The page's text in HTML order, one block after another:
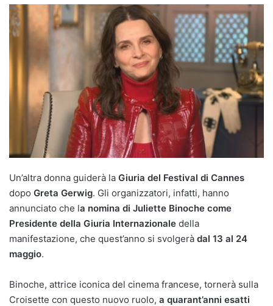
Un’altra donna guiderà la Giuria del Festival di Cannes
dopo Greta Gerwig. Gli organizzatori, infatti, hanno
annunciato che la nomina di Juliette Binoche come
Presidente della Giuria Internazionale della
manifestazione, che quest’anno si svolgerà dal 13 al 24
maggio.
Binoche, attrice iconica del cinema francese, tornerà sulla
Croisette con questo nuovo ruolo, a quarant’anni esatti